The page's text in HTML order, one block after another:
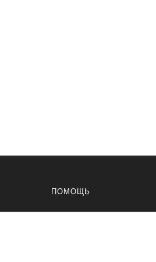
ПОМОЩЬ